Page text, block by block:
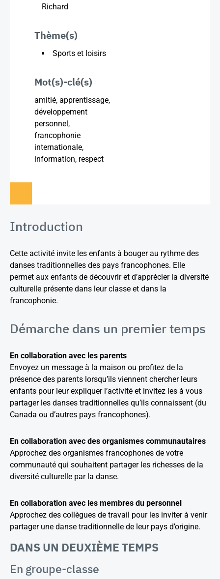
Richard
Thème(s)
Sports et loisirs
Mot(s)-clé(s)
amitié, apprentissage,
développement
personnel,
francophonie
internationale,
information, respect
Introduction
Cette activité invite les enfants à bouger au rythme des
danses traditionnelles des pays francophones. Elle
permet aux enfants de découvrir et d’apprécier la diversité
culturelle présente dans leur classe et dans la
francophonie.
Démarche dans un premier temps
En collaboration avec les parents
Envoyez un message à la maison ou profitez de la
présence des parents lorsqu’ils viennent chercher leurs
enfants pour leur expliquer l’activité et invitez les à vous
partager les danses traditionnelles qu’ils connaissent (du
Canada ou d’autres pays francophones).
En collaboration avec des organismes communautaires
Approchez des organismes francophones de votre
communauté qui souhaitent partager les richesses de la
diversité culturelle par la danse.
En collaboration avec les membres du personnel
Approchez des collègues de travail pour les inviter à venir
partager une danse traditionnelle de leur pays d’origine.
DANS UN DEUXIÈME TEMPS
En groupe-classe